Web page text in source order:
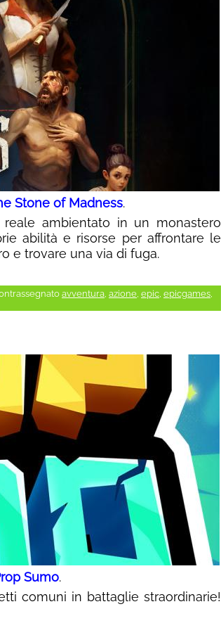
Stone of Madness.
ambientato in un monastero
abilità e risorse per affrontare le
e trovare una via di fuga.
avventura, azione, epic, epicgames,
Sumo.
comuni in battaglie straordinarie!